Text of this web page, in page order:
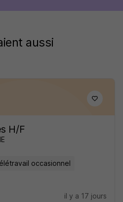
aussi
H/F
occasionnel
il y a 17 jours